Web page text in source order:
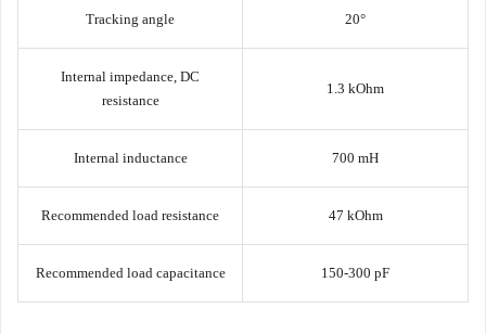
Tracking angle 20°
Internal impedance, DC
resistance
1.3 kOhm
Internal inductance 700 mH
Recommended load resistance 47 kOhm
Recommended load capacitance 150-300 pF